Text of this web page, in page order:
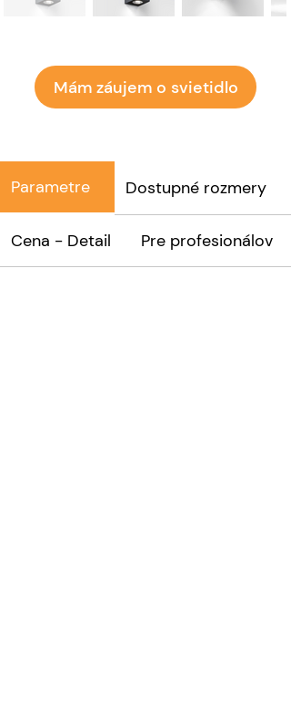
Mám záujem o svietidlo
Parametre Dostupné rozmery
Cena - Detail Pre profesionálov